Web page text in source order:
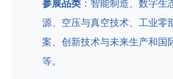
参展品类 ：智能制造、数字生
源、空压与真空技术、工业零
案、创新技术与未来生产和国
等。